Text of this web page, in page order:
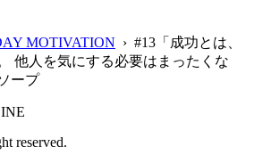
MOTIVATION › #13「成功とは、
他人を気にする必要はまったくな
ープ
reserved.